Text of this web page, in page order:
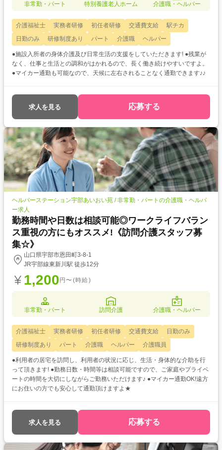
非常勤・パート 特別養護老人ホーム 介護職・ヘルパー
介護福祉士 実務者研修 初任者研修 交通費支給
駅チカ
日勤のみ
研修制度あり パート 介護職 ヘルパー
●施設入所者の身体介護及び日常生活の支援をしていただきます! ●残業が
なく、仕事と生活との調和がはかれるので、長く働き続けやすいですよ。
●マイカー通勤も可能なので、天候に左右されることなく通勤できます♪♪
求人を見る 応募する
ヘルパーステーション宇部あいおい苑 / 非常勤・パートの介護職・ヘルパ
ー求人
勤務時間や日数は相談可能◎ワークライフバラン
ス重視の方にもオススメ!《訪問介護スタッフ募
集☆》
山口県宇部市恩田町3-8-1
JR宇部線東新川駅 徒歩12分
1,200 円〜(時給)
非常勤・パート 訪問介護 介護職・ヘルパー
介護福祉士 実務者研修 初任者研修 交通費支給
日勤のみ
研修制度あり
パート 介護職 ヘルパー 介護職員
●利用者の居宅を訪問し、利用者の状況に応じ、生活・身体的な介助を行
って頂きます! ●勤務日数・時間等は相談可能ですので、ご家庭やプライベ
ートの時間を大切にしながらご勤務いただけます♪ ●マイカー通勤OK!遠方
にお住いの方でも安心して通勤頂けますよ★
求人を見る 応募する